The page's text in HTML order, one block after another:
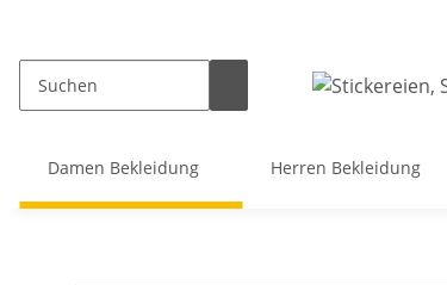
Damen Bekleidung Herren Bekleidung